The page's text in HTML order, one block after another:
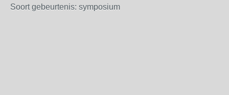
Soort gebeurtenis: symposium